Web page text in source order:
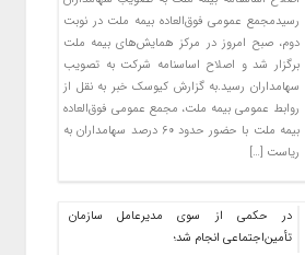
رسیدمجمع عمومی فوق‌العاده بیمه ملت در نوبت
دوم، صبح امروز در مرکز همایش‌های بیمه ملت
برگزار شد و اصلاح اساسنامه شرکت به تصویب
سهامداران رسید.به گزارش کیوسک خبر به نقل از
روابط عمومی بیمه ملت، مجمع عمومی فوق‌العاده
بیمه ملت با حضور حدود ۶۰ درصد سهامداران به
ریاست […]
در حکمی از سوی مدیرعامل سازمان
تأمین‌اجتماعی انجام شد؛